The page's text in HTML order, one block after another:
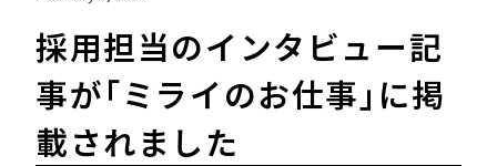
採用担当のインタビュー記
事が「ミライのお仕事」に掲
載されました